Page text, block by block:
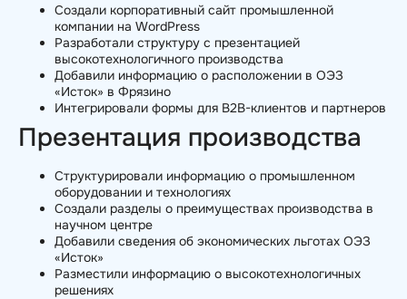
Создали корпоративный сайт промышленной
компании на WordPress
Разработали структуру с презентацией
высокотехнологичного производства
Добавили информацию о расположении в ОЭЗ
«Исток» в Фрязино
Интегрировали формы для B2B-клиентов и партнеров
Презентация производства
Структурировали информацию о промышленном
оборудовании и технологиях
Создали разделы о преимуществах производства в
научном центре
Добавили сведения об экономических льготах ОЭЗ
«Исток»
Разместили информацию о высокотехнологичных
решениях